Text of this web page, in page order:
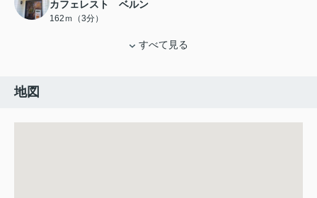
カフェレスト ベルン
162ｍ（3分）
すべて見る
地図